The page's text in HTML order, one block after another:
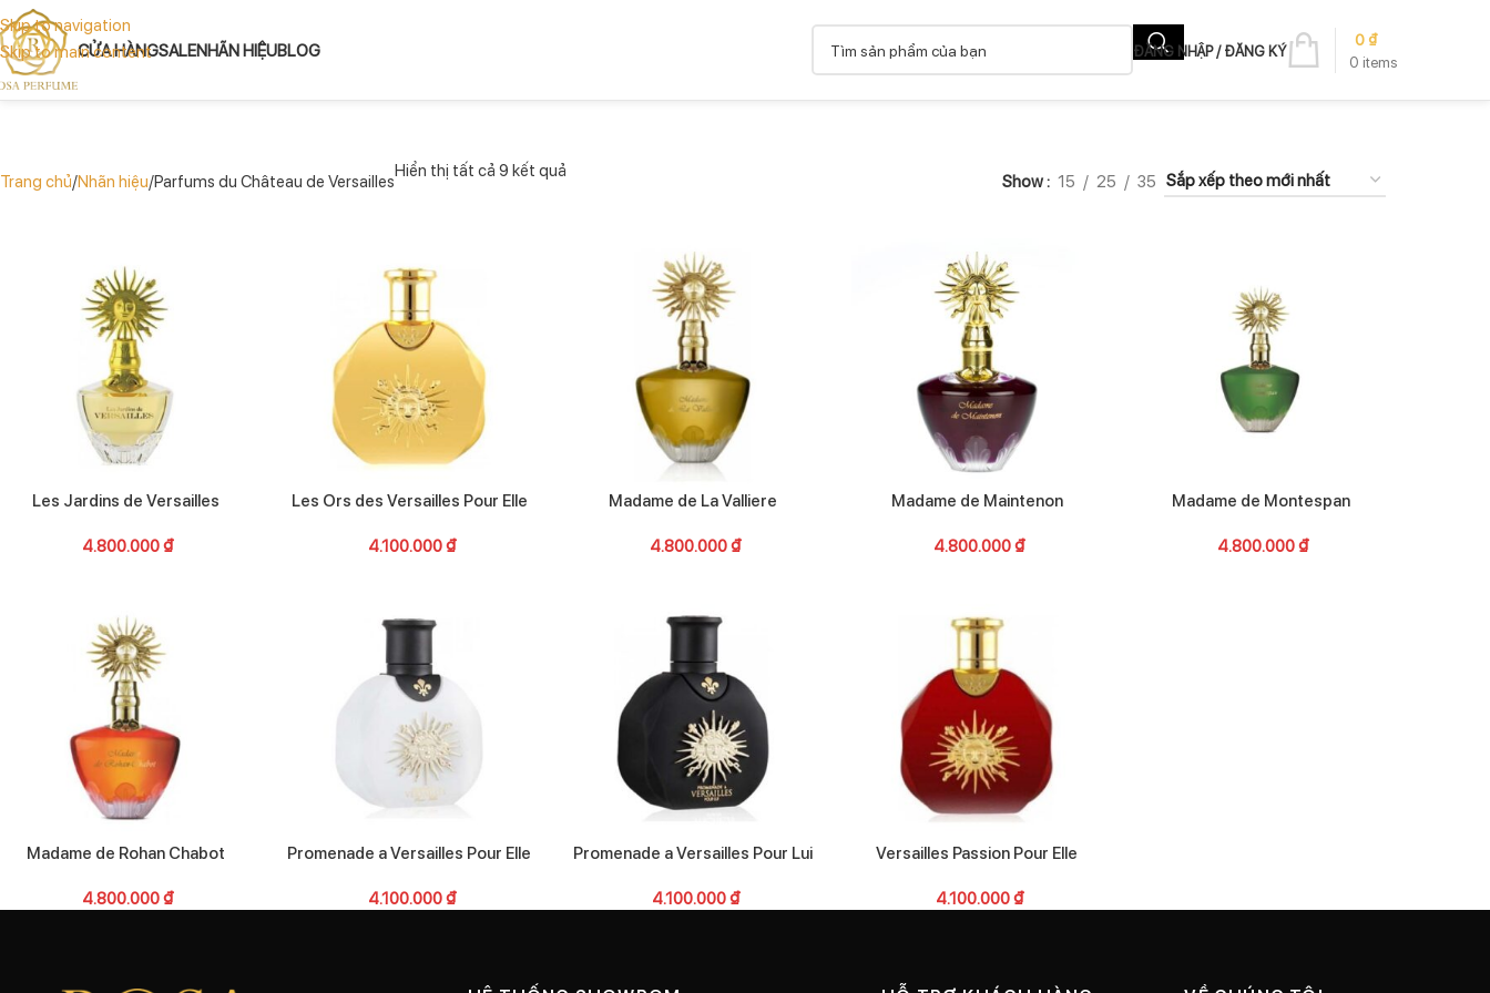
Skip to navigation
Skip to main content
CỬA HÀNGSALENHÃN HIỆUBLOG ĐĂNG NHẬP / ĐĂNG KÝ
0 items
0₫
Trang chủ Nhãn hiệu Parfums du Château de VersaillesHiển thị tất cả 9 kết quả Show 15 25 35
Les Jardins de Versailles
4.800.000₫
Les Ors des Versailles Pour Elle
4.100.000₫
Madame de La Valliere
4.800.000₫
Madame de Maintenon
4.800.000₫
Madame de Montespan
4.800.000₫
Madame de Rohan Chabot
4.800.000₫
Promenade a Versailles Pour Elle
4.100.000₫
Promenade a Versailles Pour Lui
4.100.000₫
Versailles Passion Pour Elle
4.100.000₫